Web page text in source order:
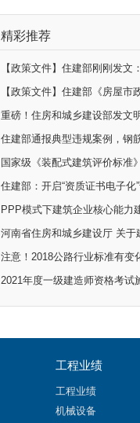
精彩推荐
住建部通报典型违规案例，钢
国家级《装配式建筑评价标准
住建部：开启“资质证书电子化
PPP模式下建筑企业核心能力
河南省住房和城乡建设厅 关
注意！2018公路行业标准有变
2021年度一级建造师资格考试
工程业绩
工程业绩
机械设备